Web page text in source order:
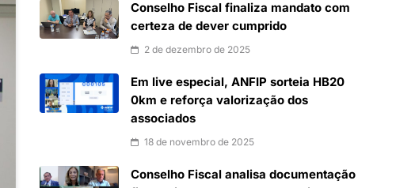
Conselho Fiscal finaliza mandato com
certeza de dever cumprido
2 de dezembro de 2025
Em live especial, ANFIP sorteia HB20
0km e reforça valorização dos
associados
18 de novembro de 2025
Conselho Fiscal analisa documentação